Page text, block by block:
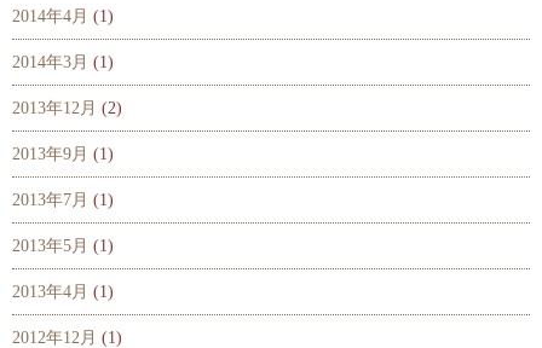
2014年4月 (1)
2014年3月 (1)
2013年12月 (2)
2013年9月 (1)
2013年7月 (1)
2013年5月 (1)
2013年4月 (1)
2012年12月 (1)